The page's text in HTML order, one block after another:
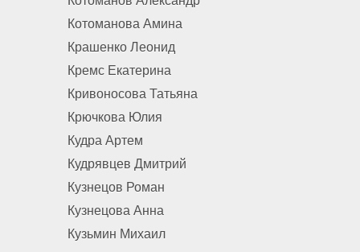
Котоманова Амина
Крашенко Леонид
Кремс Екатерина
Кривоносова Татьяна
Крючкова Юлия
Кудра Артем
Кудрявцев Дмитрий
Кузнецов Роман
Кузнецова Анна
Кузьмин Михаил